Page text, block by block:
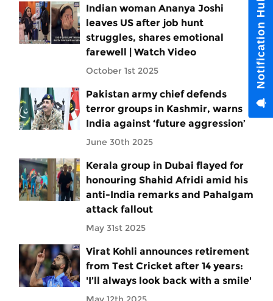
Indian woman Ananya Joshi
leaves US after job hunt
struggles, shares emotional
farewell | Watch Video
October 1st 2025
Pakistan army chief defends
terror groups in Kashmir, warns
India against ‘future aggression’
June 30th 2025
Kerala group in Dubai flayed for
honouring Shahid Afridi amid his
anti-India remarks and Pahalgam
attack fallout
May 31st 2025
Virat Kohli announces retirement
from Test Cricket after 14 years:
'I’ll always look back with a smile'
Notification Hub